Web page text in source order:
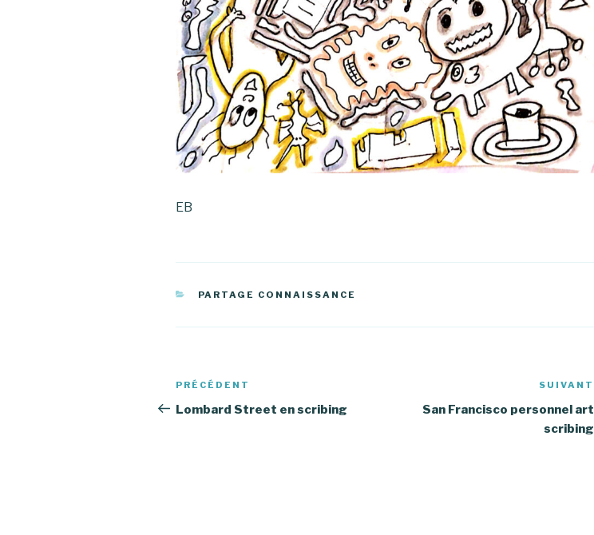
EB
CATÉGORIES
PARTAGE CONNAISSANCE
Navigation
de
Article
précédent
PRÉCÉDENT
Lombard Street en scribing
SUIVANT
San Francisco personnel art
scribing